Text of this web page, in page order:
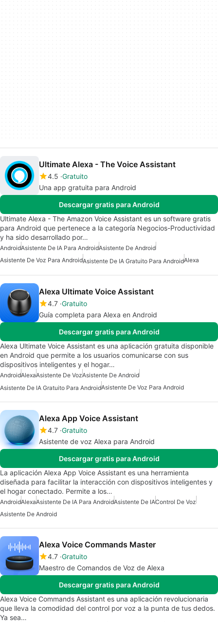
Ultimate Alexa - The Voice Assistant
4.5 Gratuito
Una app gratuita para Android
Descargar gratis para Android
Ultimate Alexa - The Amazon Voice Assistant es un software gratis
para Android que pertenece a la categoría Negocios-Productividad
y ha sido desarrollado por…
AndroidAsistente De IA Para AndroidAsistente De Android
Asistente De Voz Para AndroidAsistente De IA Gratuito Para AndroidAlexa
Alexa Ultimate Voice Assistant
4.7 Gratuito
Guía completa para Alexa en Android
Descargar gratis para Android
Alexa Ultimate Voice Assistant es una aplicación gratuita disponible
en Android que permite a los usuarios comunicarse con sus
dispositivos inteligentes y el hogar…
AndroidAlexaAsistente De VozAsistente De Android
Asistente De IA Gratuito Para AndroidAsistente De Voz Para Android
Alexa App Voice Assistant
4.7 Gratuito
Asistente de voz Alexa para Android
Descargar gratis para Android
La aplicación Alexa App Voice Assistant es una herramienta
diseñada para facilitar la interacción con dispositivos inteligentes y
el hogar conectado. Permite a los…
AndroidAlexaAsistente De IA Para AndroidAsistente De IAControl De Voz
Asistente De Android
Alexa Voice Commands Master
4.7 Gratuito
Maestro de Comandos de Voz de Alexa
Descargar gratis para Android
Alexa Voice Commands Assistant es una aplicación revolucionaria
que lleva la comodidad del control por voz a la punta de tus dedos.
Ya sea…